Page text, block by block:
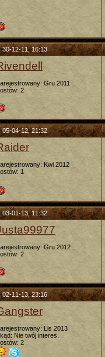
30-12-11, 16:13
Gru 2011
2
05-04-12, 21:32
Kwi 2012
1
03-01-13, 11:32
Gru 2012
2
02-11-13, 23:16
Lis 2013
Nie twój interes.
2